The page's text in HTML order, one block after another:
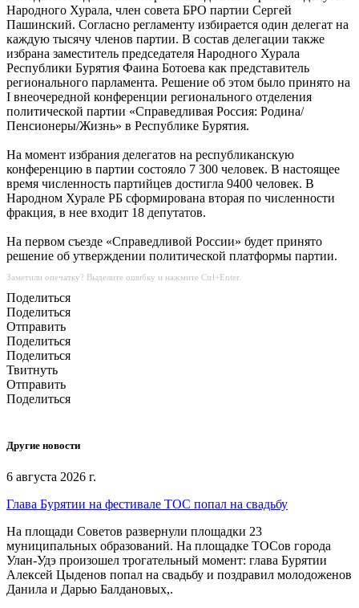
Народного Хурала, член совета БРО партии Сергей
Пашинский. Согласно регламенту избирается один делегат на
каждую тысячу членов партии. В состав делегации также
избрана заместитель председателя Народного Хурала
Республики Бурятия Фаина Ботоева как представитель
регионального парламента. Решение об этом было принято на
I внеочередной конференции регионального отделения
политической партии «Справедливая Россия: Родина/
Пенсионеры/Жизнь» в Республике Бурятия.
На момент избрания делегатов на республиканскую
конференцию в партии состояло 7 300 человек. В настоящее
время численность партийцев достигла 9400 человек. В
Народном Хурале РБ сформирована вторая по численности
фракция, в нее входит 18 депутатов.
На первом съезде «Справедливой России» будет принято
решение об утверждении политической платформы партии.
Заметили опечатку? Выделите ошибку и нажмите Ctrl+Enter.
Поделиться
Поделиться
Отправить
Поделиться
Поделиться
Твитнуть
Отправить
Поделиться
Другие новости
6 августа 2026 г.
Глава Бурятии на фестивале ТОС попал на свадьбу
На площади Советов развернули площадки 23
муниципальных образований. На площадке ТОСов города
Улан-Удэ произошел трогательный момент: глава Бурятии
Алексей Цыденов попал на свадьбу и поздравил молодоженов
Данила и Дарью Балдановых,.